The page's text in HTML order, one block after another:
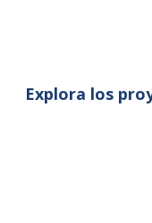
Explora los